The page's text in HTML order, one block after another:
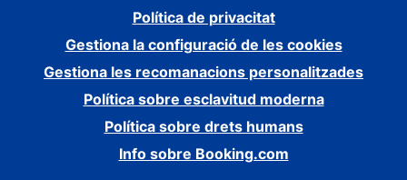
Política de privacitat
Gestiona la configuració de les cookies
Gestiona les recomanacions personalitzades
Política sobre esclavitud moderna
Política sobre drets humans
Info sobre Booking.com